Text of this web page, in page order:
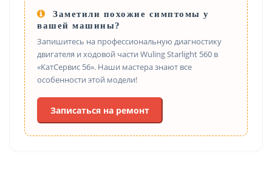
Заметили похожие симптомы у
вашей машины?
Запишитесь на профессиональную диагностику
двигателя и ходовой части Wuling Starlight 560 в
«КатСервис 56». Наши мастера знают все
особенности этой модели!
Записаться на ремонт